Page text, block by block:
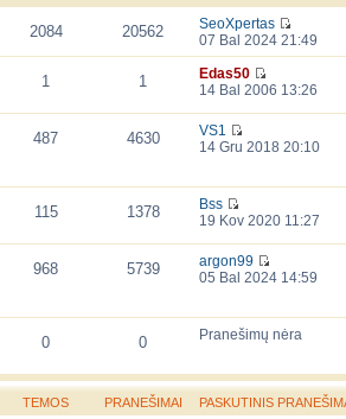
2084 20562
SeoXpertas
07 Bal 2024 21:49
1 1
Edas50
14 Bal 2006 13:26
487 4630
VS1
14 Gru 2018 20:10
115 1378
Bss
19 Kov 2020 11:27
968 5739
argon99
05 Bal 2024 14:59
0 0 Pranešimų nėra
TEMOS PRANEŠIMAI PASKUTINIS